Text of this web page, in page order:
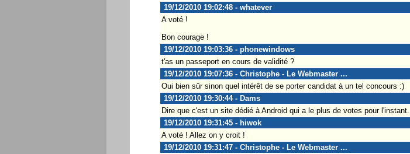
19/12/2010 19:02:48 - whatever
A voté !
Bon courage !
19/12/2010 19:03:36 - phonewindows
t'as un passeport en cours de validité ?
19/12/2010 19:07:36 - Christophe - Le Webmaster ...
Oui bien sûr sinon quel intérêt de se porter candidat à un tel concours :)
19/12/2010 19:30:44 - Dams
Dire que c'est un site dédié à Android qui a le plus de votes pour l'instant...
19/12/2010 19:31:45 - hiwok
A voté ! Allez on y croit !
19/12/2010 19:31:47 - Christophe - Le Webmaster ...